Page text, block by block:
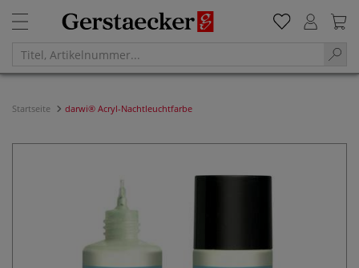
Startseite darwi® Acryl-Nachtleuchtfarbe